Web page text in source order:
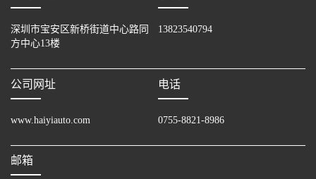
深圳市宝安区新桥街道中心路同
方中心13楼
13823540794
公司网址
www.haiyiauto.com
电话
0755-8821-8986
邮箱